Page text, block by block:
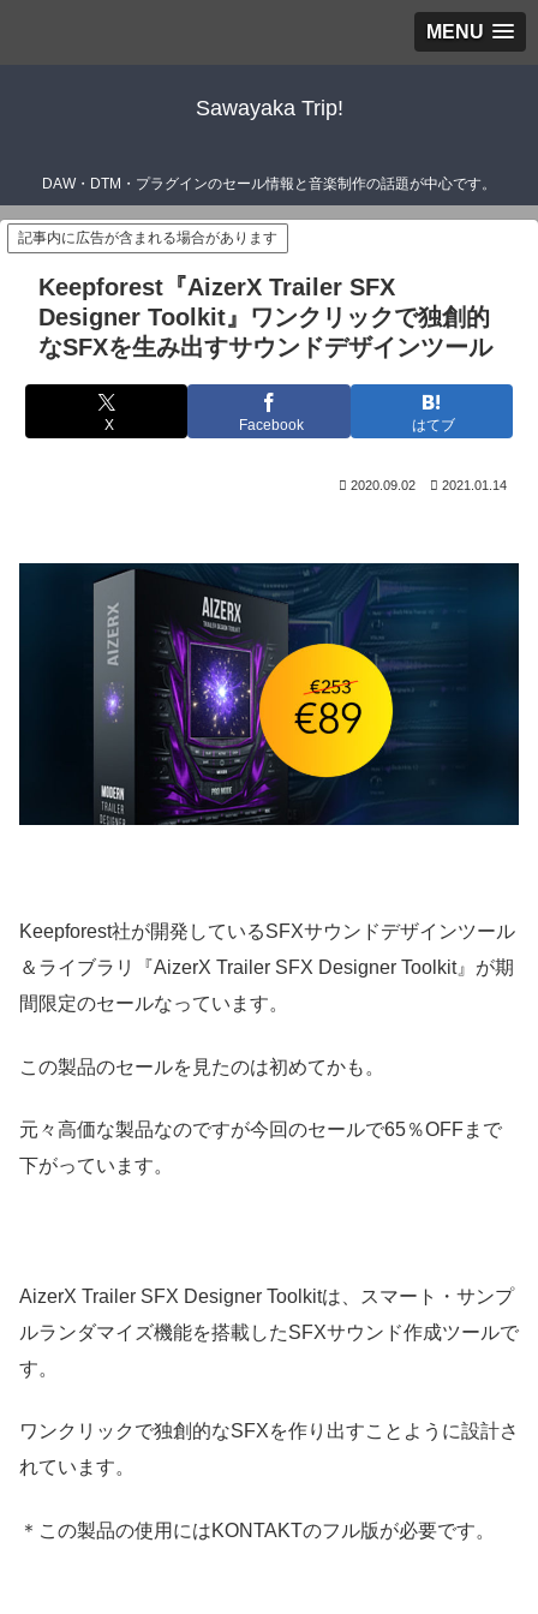
MENU
Sawayaka Trip!
DAW・DTM・プラグインのセール情報と音楽制作の話題が中心です。
記事内に広告が含まれる場合があります
Keepforest『AizerX Trailer SFX
Designer Toolkit』ワンクリックで独創的
なSFXを生み出すサウンドデザインツール
X Facebook はてブ
2020.09.02 2021.01.14
Keepforest社が開発しているSFXサウンドデザインツール
＆ライブラリ『AizerX Trailer SFX Designer Toolkit』が期
間限定のセールなっています。
この製品のセールを見たのは初めてかも。
元々高価な製品なのですが今回のセールで65％OFFまで
下がっています。
AizerX Trailer SFX Designer Toolkitは、スマート・サンプ
ルランダマイズ機能を搭載したSFXサウンド作成ツールで
す。
ワンクリックで独創的なSFXを作り出すことように設計さ
れています。
＊この製品の使用にはKONTAKTのフル版が必要です。